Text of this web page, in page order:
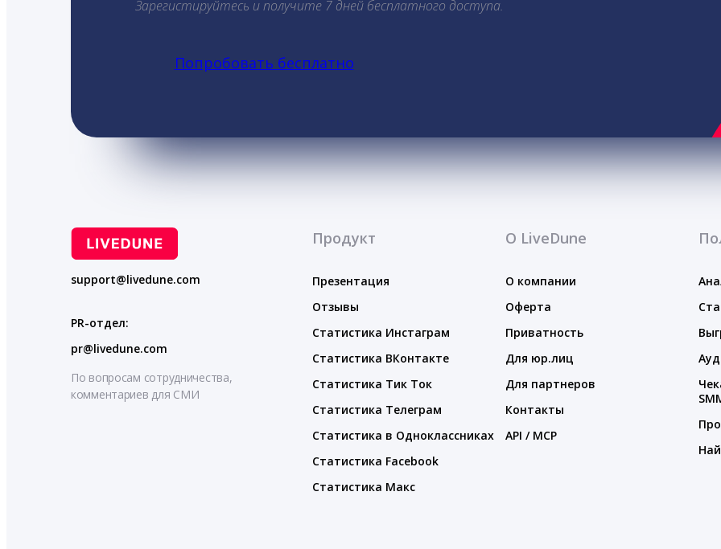
Зарегистируйтесь и получите 7 дней бесплатного доступа.
Попробовать бесплатно
support@livedune.com
PR-отдел:
pr@livedune.com
По вопросам сотрудничества,
комментариев для СМИ
Продукт
Презентация
Отзывы
Статистика Инстаграм
Статистика ВКонтакте
Статистика Тик Ток
Статистика Телеграм
Статистика в Одноклассниках
Статистика Facebook
Статистика Макс
О LiveDune
О компании
Оферта
Приватность
Для юр.лиц
Для партнеров
Контакты
API / MCP